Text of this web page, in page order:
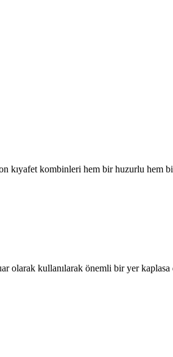
kıyafet kombinleri hem bir huzurlu hem
olarak kullanılarak önemli bir yer